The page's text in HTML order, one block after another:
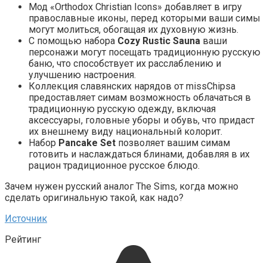
Мод «Orthodox Christian Icons» добавляет в игру
православные иконы, перед которыми ваши симы
могут молиться, обогащая их духовную жизнь.
С помощью набора Cozy Rustic Sauna ваши
персонажи могут посещать традиционную русскую
баню, что способствует их расслаблению и
улучшению настроения.
Коллекция славянских нарядов от missChipsa
предоставляет симам возможность облачаться в
традиционную русскую одежду, включая
аксессуары, головные уборы и обувь, что придаст
их внешнему виду национальный колорит.
Набор Pancake Set позволяет вашим симам
готовить и наслаждаться блинами, добавляя в их
рацион традиционное русское блюдо.
Зачем нужен русский аналог The Sims, когда можно
сделать оригинальную такой, как надо?
Источник
Рейтинг